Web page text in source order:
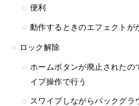
便利
動作するときのエフェクトが
ロック解除
ホームボタンが廃止されたの
イプ操作で行う
スワイプしながらバックグラ